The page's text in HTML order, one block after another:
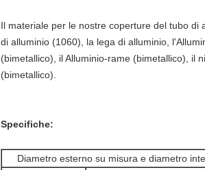
Il materiale per le nostre coperture del tubo di
di alluminio (1060), la lega di alluminio,
(bimetallico), il Alluminio-rame (bimetallico), il
(bimetallico).
Specifiche:
Diametro esterno su misura e diametro